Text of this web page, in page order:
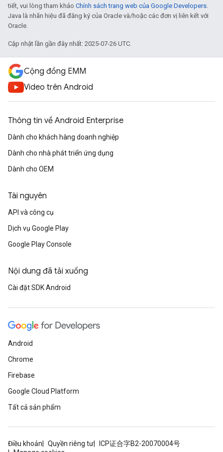
tiết, vui lòng tham khảo Chính sách trang web của Google Developers.
Java là nhãn hiệu đã đăng ký của Oracle và/hoặc các đơn vị liên kết với
Oracle.
Cập nhật lần gần đây nhất: 2025-07-26 UTC.
Cộng đồng EMM
Video trên Android
Thông tin về Android Enterprise
Dành cho khách hàng doanh nghiệp
Dành cho nhà phát triển ứng dụng
Dành cho OEM
Tài nguyên
API và công cụ
Dịch vụ Google Play
Google Play Console
Nội dung đã tải xuống
Cài đặt SDK Android
Android
Chrome
Firebase
Google Cloud Platform
Tất cả sản phẩm
Điều khoản Quyền riêng tư
ICP证合字B2-20070004号